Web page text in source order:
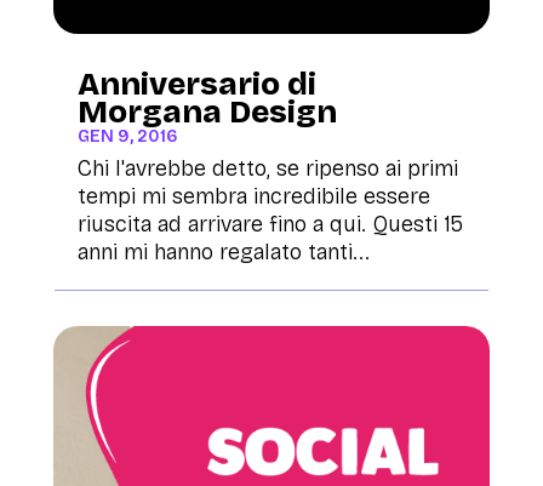
Anniversario di
Morgana Design
GEN 9, 2016
Chi l'avrebbe detto, se ripenso ai primi
tempi mi sembra incredibile essere
riuscita ad arrivare fino a qui. Questi 15
anni mi hanno regalato tanti...